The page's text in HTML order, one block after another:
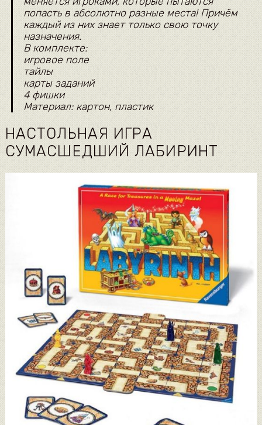
попасть в абсолютно разные места! Причём
каждый из них знает только свою точку
назначения.
В комплекте:
игровое поле
тайлы
карты заданий
4 фишки
Материал: картон, пластик
НАСТОЛЬНАЯ ИГРА
СУМАСШЕДШИЙ ЛАБИРИНТ